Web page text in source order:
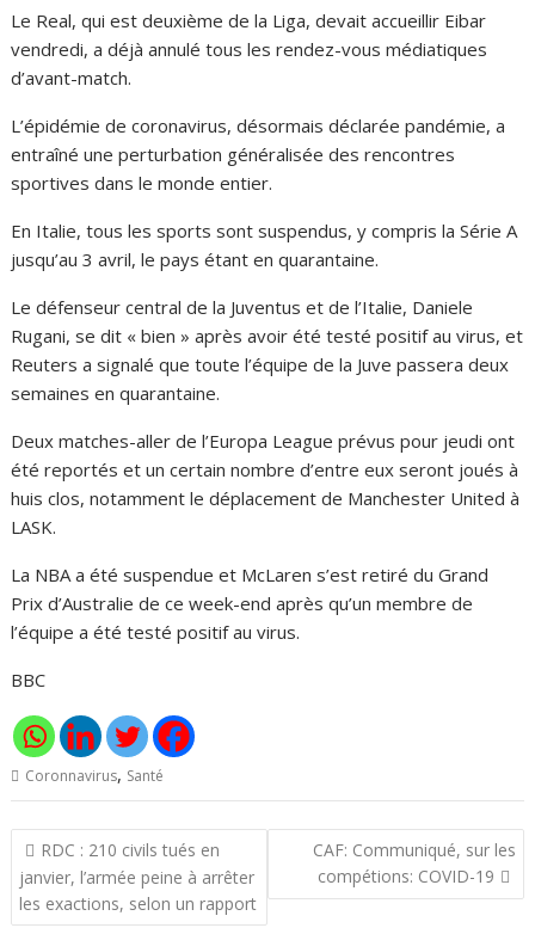
Le Real, qui est deuxième de la Liga, devait accueillir Eibar
vendredi, a déjà annulé tous les rendez-vous médiatiques
d’avant-match.
L’épidémie de coronavirus, désormais déclarée pandémie, a
entraîné une perturbation généralisée des rencontres
sportives dans le monde entier.
En Italie, tous les sports sont suspendus, y compris la Série A
jusqu’au 3 avril, le pays étant en quarantaine.
Le défenseur central de la Juventus et de l’Italie, Daniele
Rugani, se dit « bien » après avoir été testé positif au virus, et
Reuters a signalé que toute l’équipe de la Juve passera deux
semaines en quarantaine.
Deux matches-aller de l’Europa League prévus pour jeudi ont
été reportés et un certain nombre d’entre eux seront joués à
huis clos, notamment le déplacement de Manchester United à
LASK.
La NBA a été suspendue et McLaren s’est retiré du Grand
Prix d’Australie de ce week-end après qu’un membre de
l’équipe a été testé positif au virus.
BBC
Coronnavirus, Santé
Navigation
de
l’article
RDC : 210 civils tués en
janvier, l’armée peine à arrêter
les exactions, selon un rapport
CAF: Communiqué, sur les
compétions: COVID-19